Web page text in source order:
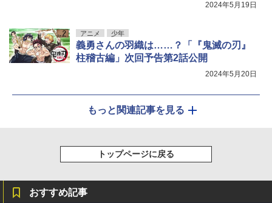
2024年5月19日
アニメ 少年
義勇さんの羽織は……？「『鬼滅の刃』
柱稽古編」次回予告第2話公開
2024年5月20日
もっと関連記事を見る
トップページに戻る
おすすめ記事